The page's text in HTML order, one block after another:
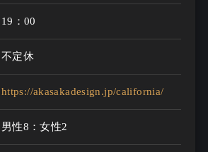
19：00
不定休
https://akasakadesign.jp/california/
男性8：女性2